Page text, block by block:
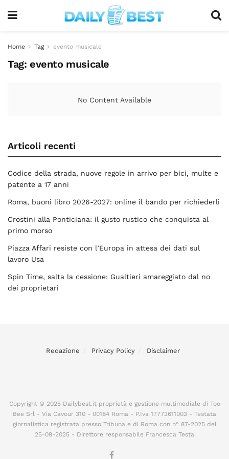
Home Tag evento musicale
Tag: evento musicale
No Content Available
Articoli recenti
Codice della strada, nuove regole in arrivo per bici, multe e
patente a 17 anni
Roma, buoni libro 2026-2027: online il bando per richiederli
Crostini alla Ponticiana: il gusto rustico che conquista al
primo morso
Piazza Affari resiste con l’Europa in attesa dei dati sul
lavoro Usa
Spin Time, salta la cessione: Gualtieri amareggiato dal no
dei proprietari
Redazione Privacy Policy Disclaimer
Copyright © 2025 Dailybest.it proprietà e gestione multimediale di Too
Bee Srl - Via Cavour 310 - 00184 Roma - P.Iva 17773611003 - Testata
giornalistica registrata presso Tribunale di Roma con n° 87-2025 del
25-09-2025 - Direttore responsabile Francesca Testa